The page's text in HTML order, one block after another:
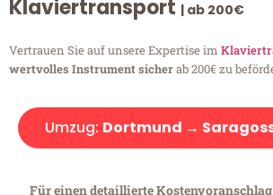
Klaviertransport | ab 200€
Vertrauen Sie auf unsere Expertise im
wertvolles Instrument sicherab 200€ zu
Umzug: Dortmund →
Für einen detaillierte